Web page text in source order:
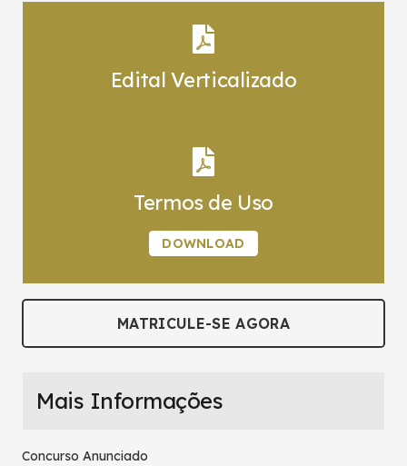
Edital Verticalizado
Termos de Uso
DOWNLOAD
MATRICULE-SE AGORA
Mais Informações
Concurso Anunciado